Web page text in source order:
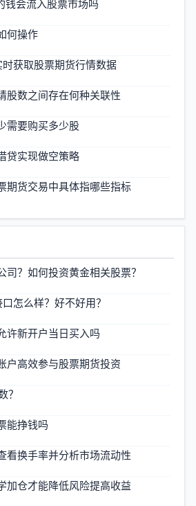
钱会流入股票市场吗
何操作
获取股票期货行情数据
股数之间存在何种关联性
需要购买多少股
贷实现做空策略
期货交易中具体指哪些指标
司？如何投资黄金相关股票？
怎么样？好不好用？
许新开户当日买入吗
户高效参与股票期货投资
？
能挣钱吗
看换手率并分析市场流动性
加仓才能降低风险提高收益